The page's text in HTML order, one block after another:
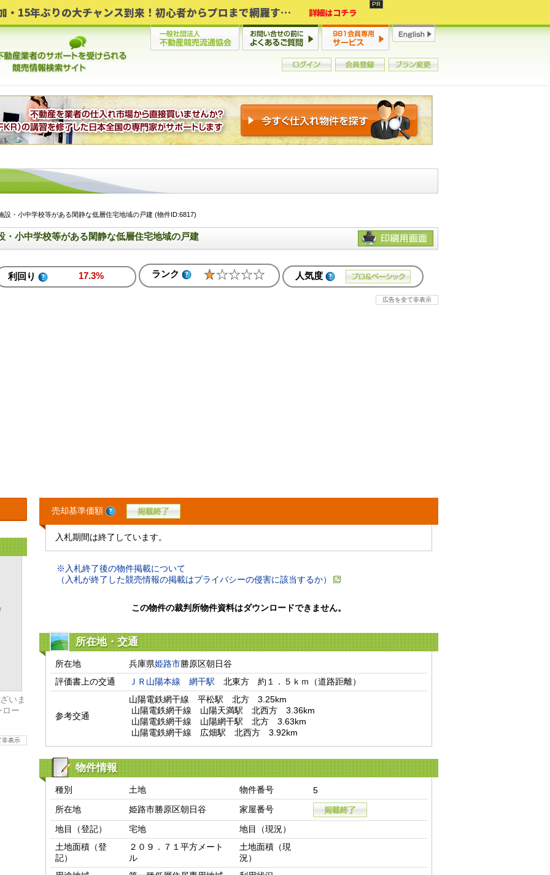
2年連続増加・15年ぶりの大チャンス到来！初心者からプロまで網羅する「競売不動産・超実践投資セミナー」♦神奈川県 横浜 in 神奈川 詳細はコチラ
・小中学校等がある閑静な低層住宅地域の戸建 (物件ID:6817)
・小中学校等がある閑静な低層住宅地域の戸建
利回り 17.3% ランク 人気度
広告を全て非表示
いま
ロー
非表示
売却基準価額
入札期間は終了しています。
※入札終了後の物件掲載について
（入札が終了した競売情報の掲載はプライバシーの侵害に該当するか）
この物件の裁判所物件資料はダウンロードできません。
所在地・交通
所在地 兵庫県姫路市勝原区朝日谷
評価書上の交通
ＪＲ山陽本線 網干駅 北東方　約１．５ｋｍ（道路距離）
参考交通
山陽電鉄網干線　平松駅　北方　3.25km
山陽電鉄網干線　広畑駅　北西方　3.92km
物件情報
種別 土地 物件番号
5
所在地
姫路市勝原区朝日谷
家屋番号
地目（登記）
宅地
地目（現況）
土地面積（登
記）
２０９．７１平方メート
ル
土地面積（現
況）